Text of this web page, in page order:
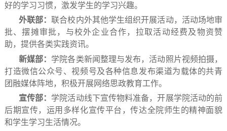
好的学习习惯，激发学生的学习兴趣。
外联部：联合校内外其他学生组织开展活动，活动场地审
批、摆摊审批，与校外企业合作，拉取活动经费及物资赞
助，提供各类实践资讯。
新媒部： 学院各类新闻整理与发布，活动照片视频拍摄，
打造微信公众号、视频号及各种信息发布渠道为载体的共青
团融媒体阵地，积极开展网络思政教育工作。
宣传部： 学院活动线下宣传物料准备，开展学院活动的前
后期宣传，运用多样化宣传平台，传达全院师生的精神面貌
和学生学习生活情况。